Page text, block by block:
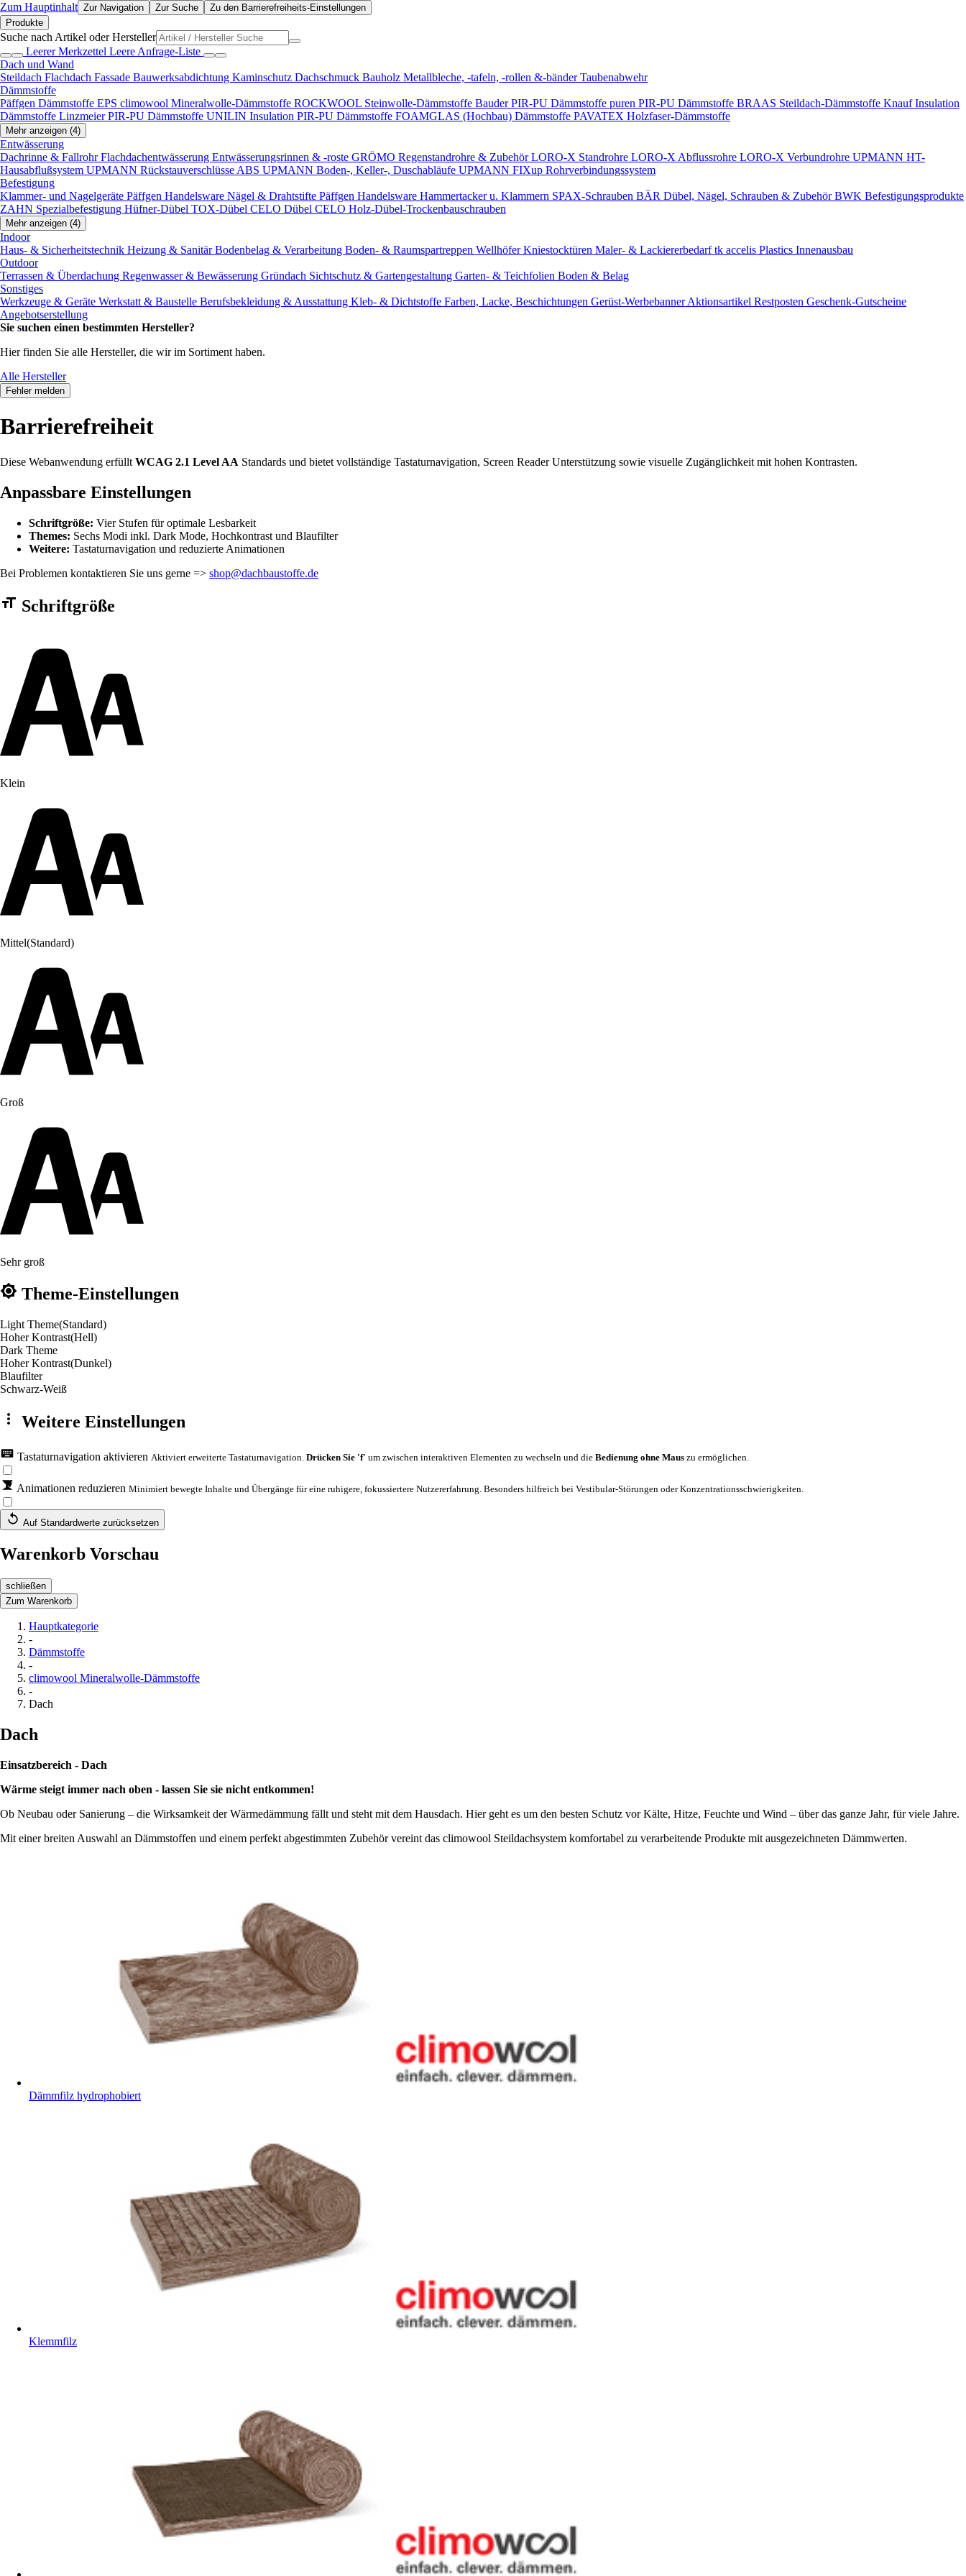
Zum Hauptinhalt Zur Navigation Zur Suche
Zu den Barrierefreiheits-Einstellungen
Produkte
Suche nach Artikel oder Hersteller
Leerer Merkzettel Leere Anfrage-Liste
Dach und Wand
Steildach Flachdach Fassade Bauwerksabdichtung Kaminschutz Dachschmuck Bauholz Metallbleche, -tafeln, -rollen &-bänderTaubenabwehr
Dämmstoffe
Päffgen Dämmstoffe EPS climowool Mineralwolle-Dämmstoffe ROCKWOOL Steinwolle-Dämmstoffe Bauder PIR-PU Dämmstoffe puren PIR-PU Dämmstoffe BRAAS Steildach-Dämmstoffe Knauf Insulation
Dämmstoffe Linzmeier PIR-PU Dämmstoffe UNILIN Insulation PIR-PU Dämmstoffe FOAMGLAS (Hochbau) Dämmstoffe PAVATEX Holzfaser-Dämmstoffe
Mehr anzeigen (4)
Entwässerung
Dachrinne & FallrohrFlachdachentwässerung Entwässerungsrinnen & -roste GRÖMO Regenstandrohre & ZubehörLORO-X Standrohre LORO-X Abflussrohre LORO-X Verbundrohre UPMANN HT-
Hausabflußsystem UPMANN Rückstauverschlüsse ABS UPMANN Boden-, Keller-, Duschabläufe UPMANN FIXup Rohrverbindungssystem
Befestigung
Klammer- und Nagelgeräte Päffgen Handelsware Nägel & Drahtstifte Päffgen Handelsware Hammertacker u. Klammern SPAX-Schrauben BÄR Dübel, Nägel, Schrauben & ZubehörBWK Befestigungsprodukte
ZAHN Spezialbefestigung Hüfner-Dübel TOX-Dübel CELO Dübel CELO Holz-Dübel-Trockenbauschrauben
Mehr anzeigen (4)
Indoor
Haus- & Sicherheitstechnik Heizung & SanitärBodenbelag & Verarbeitung Boden- & Raumspartreppen Wellhöfer Kniestocktüren Maler- & Lackiererbedarftk accelis Plastics Innenausbau
Outdoor
Terrassen & Überdachung Regenwasser & Bewässerung Gründach Sichtschutz & Gartengestaltung Garten- & Teichfolien Boden & Belag
Sonstiges
Werkzeuge & Geräte Werkstatt & Baustelle Berufsbekleidung & Ausstattung Kleb- & Dichtstoffe Farben, Lacke, Beschichtungen Gerüst-WerbebannerAktionsartikel Restposten Geschenk-Gutscheine
Angebotserstellung
Sie suchen einen bestimmten Hersteller?
Hier finden Sie alle Hersteller, die wir im Sortiment haben.
Alle Hersteller
Fehler melden
Barrierefreiheit
Diese Webanwendung erfüllt WCAG 2.1 Level AA Standards und bietet vollständige Tastaturnavigation, Screen Reader Unterstützung sowie visuelle Zugänglichkeit mit hohen Kontrasten.
Anpassbare Einstellungen
Schriftgröße: Vier Stufen für optimale Lesbarkeit
Themes: Sechs Modi inkl. Dark Mode, Hochkontrast und Blaufilter
Weitere: Tastaturnavigation und reduzierte Animationen
Bei Problemen kontaktieren Sie uns gerne => shop@dachbaustoffe.de
Barrierefreiheit Einstellungen Formular
Schriftgröße
Klein
Mittel(Standard)
Groß
Sehr groß
Theme-Einstellungen
Light Theme(Standard)
Hoher Kontrast(Hell)
Dark Theme
Hoher Kontrast(Dunkel)
Blaufilter
Schwarz-Weiß
Weitere Einstellungen
Tastaturnavigation aktivieren Aktiviert erweiterte Tastaturnavigation. Drücken Sie 'f' um zwischen interaktiven Elementen zu wechseln und die Bedienung ohne Maus zu ermöglichen.
Animationen reduzieren Minimiert bewegte Inhalte und Übergänge für eine ruhigere, fokussiertere Nutzererfahrung. Besonders hilfreich bei Vestibular-Störungen oder Konzentrationsschwierigkeiten.
Auf Standardwerte zurücksetzen
Warenkorb Vorschau
schließen
Zum Warenkorb
Hauptkategorie
-
Dämmstoffe
-
climowool Mineralwolle-Dämmstoffe
-
Dach
Dach
Einsatzbereich - Dach
Wärme steigt immer nach oben - lassen Sie sie nicht entkommen!
Ob Neubau oder Sanierung – die Wirksamkeit der Wärmedämmung fällt und steht mit dem Hausdach. Hier geht es um den besten Schutz vor Kälte, Hitze, Feuchte und Wind – über das ganze Jahr, für viele Jahre.
Mit einer breiten Auswahl an Dämmstoffen und einem perfekt abgestimmten Zubehör vereint das climowool Steildachsystem komfortabel zu verarbeitende Produkte mit ausgezeichneten Dämmwerten.
Dämmfilz hydrophobiert
Klemmfilz